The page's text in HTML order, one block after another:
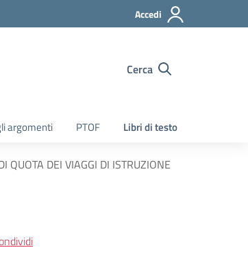
Accedi
Cerca
argomenti PTOF Libri di testo
QUOTA DEI VIAGGI DI ISTRUZIONE